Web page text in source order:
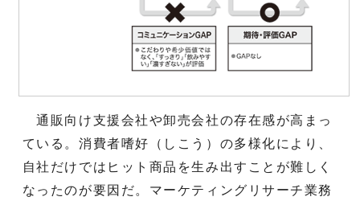
通販向け支援会社や卸売会社の存在感が高まっ
ている。消費者嗜好（しこう）の多様化により、
自社だけではヒット商品を生み出すことが難しく
なったのが要因だ。マーケティングリサーチ業務